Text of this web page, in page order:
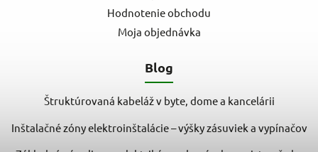
Hodnotenie obchodu
Moja objednávka
Blog
Štruktúrovaná kabeláž v byte, dome a kancelárii
Inštalačné zóny elektroinštalácie – výšky zásuviek a vypínačov